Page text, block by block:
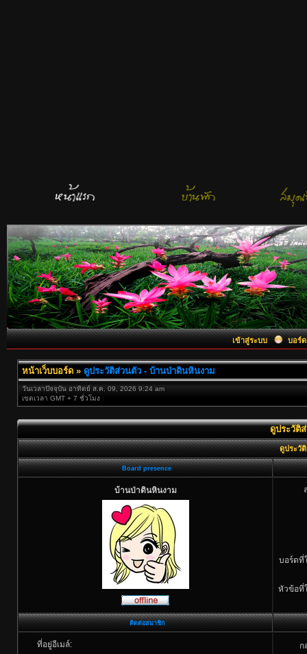
เข้าสู่ระบบ บอร์ด
หน้าเว็บบอร์ด » ดูประวัติส่วนตัว - บ้านป่าดินหินงาม
วันเวลาปัจจุบัน อาทิตย์ ส.ค. 09, 2026 9:24 am
เขตเวลา GMT + 7 ชั่วโมง
ดูประวัติ
ดูประวั
Board presence
บ้านป่าดินหินงาม
บอร์ดที่
หัวข้อที่
ติดต่อสมาชิก
ที่อยู่อีเมล์:
ก